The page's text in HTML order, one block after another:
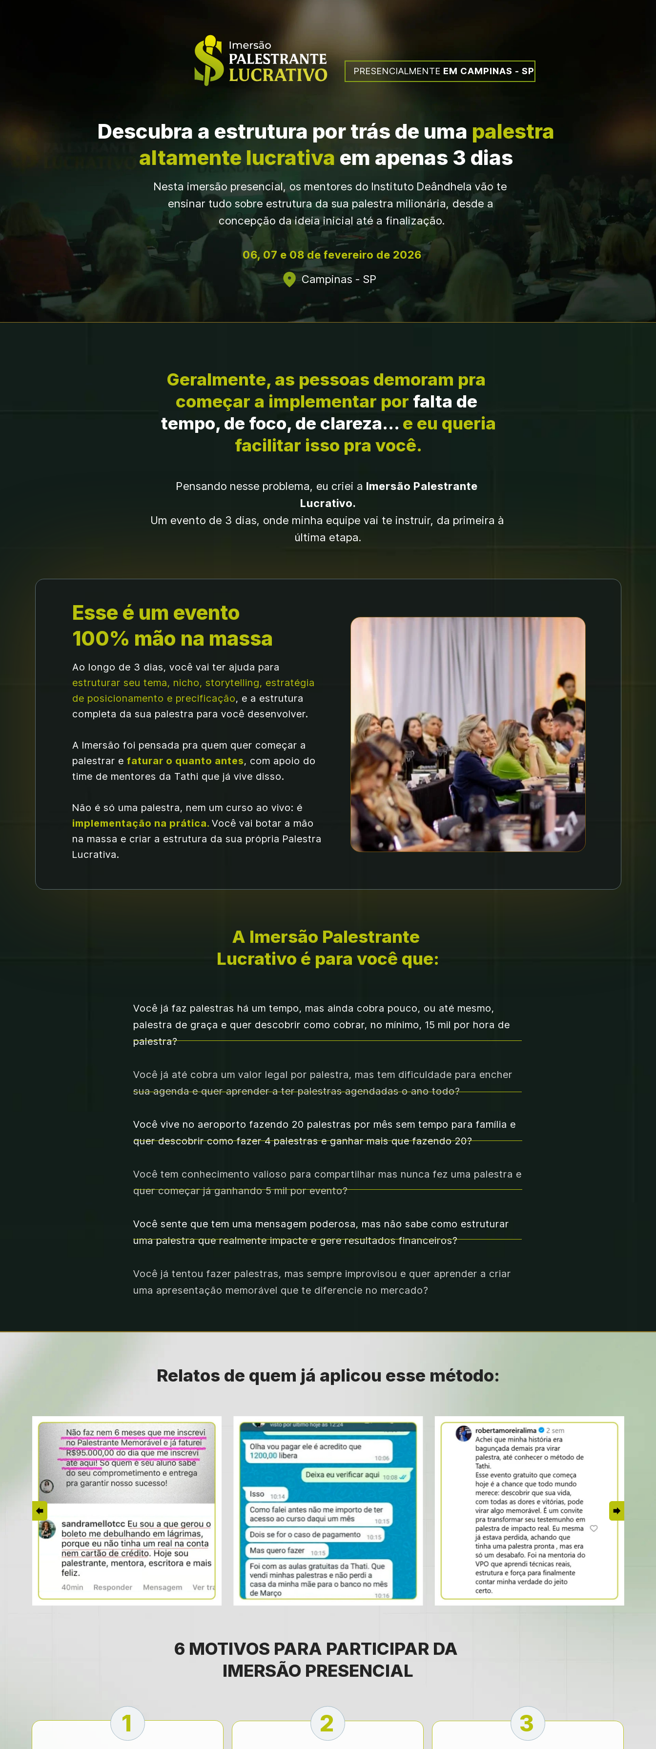
PRESENCIALMENTE EM CAMPINAS - SP
Descubra a estrutura por trás de uma palestra
altamente lucrativa em apenas 3 dias
Nesta imersão presencial, os mentores do Instituto Deândhela vão te
ensinar tudo sobre estrutura da sua palestra milionária, desde a
concepção da ideia inicial até a finalização.
06, 07 e 08 de fevereiro de 2026
Campinas - SP
Geralmente, as pessoas demoram pra
começar a implementar por falta de
tempo, de foco, de clareza... e eu queria
facilitar isso pra você.
Pensando nesse problema, eu criei a Imersão Palestrante
Lucrativo.
Um evento de 3 dias, onde minha equipe vai te instruir, da primeira à
última etapa.
Esse é um evento
100% mão na massa
estruturar seu tema, nicho, storytelling, estratégia
de posicionamento e precificação, e a estrutura
completa da sua palestra para você desenvolver.
A Imersão foi pensada pra quem quer começar a
palestrar e faturar o quanto antes, com apoio do
time de mentores da Tathi que já vive disso.
implementação na prática. Você vai botar a mão
na massa e criar a estrutura da sua própria Palestra
Lucrativa.
A Imersão Palestrante
Lucrativo é para você que:
Você já faz palestras há um tempo, mas ainda cobra pouco, ou até mesmo,
palestra de graça e quer descobrir como cobrar, no mínimo, 15 mil por hora de
palestra?
Você já até cobra um valor legal por palestra, mas tem dificuldade para encher
sua agenda e quer aprender a ter palestras agendadas o ano todo?
Você vive no aeroporto fazendo 20 palestras por mês sem tempo para família e
quer descobrir como fazer 4 palestras e ganhar mais que fazendo 20?
Você tem conhecimento valioso para compartilhar mas nunca fez uma palestra e
quer começar já ganhando 5 mil por evento?
Você sente que tem uma mensagem poderosa, mas não sabe como estruturar
uma palestra que realmente impacte e gere resultados financeiros?
Você já tentou fazer palestras, mas sempre improvisou e quer aprender a criar
uma apresentação memorável que te diferencie no mercado?
Relatos de quem já aplicou esse método:
6 MOTIVOS PARA PARTICIPAR DA
IMERSÃO PRESENCIAL
1 2 3